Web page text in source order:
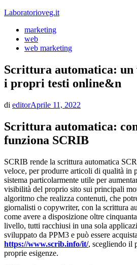
Vai
contenuto
Laboratorioveg.it
marketing
web
web marketing
Scrittura automatica:
i propri testi online&n
di editorAprile 11, 2022
Scrittura automatica:
funziona SCRIB
SCRIB rende la scrittura automatica
veloce, per produrre articoli di qualità in
sistema particolarmente utile per
visibilità del proprio sito sui principali
algoritmo che realizza contenuti, che
giornalisti o copywriter, con la scrittura
come avere a disposizione oltre
livello, tutti racchiusi in una sola
sviluppato da PPM3 e può essere
https://www.scrib.info/it/, scegliendo il
proprie esigenze.